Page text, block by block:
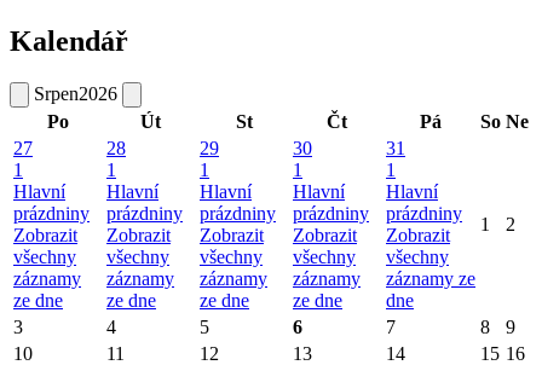
Kalendář
Srpen2026
Po
Út St Čt Pá So Ne
27
1
Hlavní
prázdniny
Zobrazit
všechny
záznamy
ze dne
28
1
Hlavní
prázdniny
Zobrazit
všechny
záznamy
ze dne
29
1
Hlavní
prázdniny
Zobrazit
všechny
záznamy
ze dne
30
1
Hlavní
prázdniny
Zobrazit
všechny
záznamy
ze dne
31
1
Hlavní
prázdniny
Zobrazit
všechny
záznamy ze
dne
1 2
3 4 5 6 7 8
9
10
11 12 13 14 15 16